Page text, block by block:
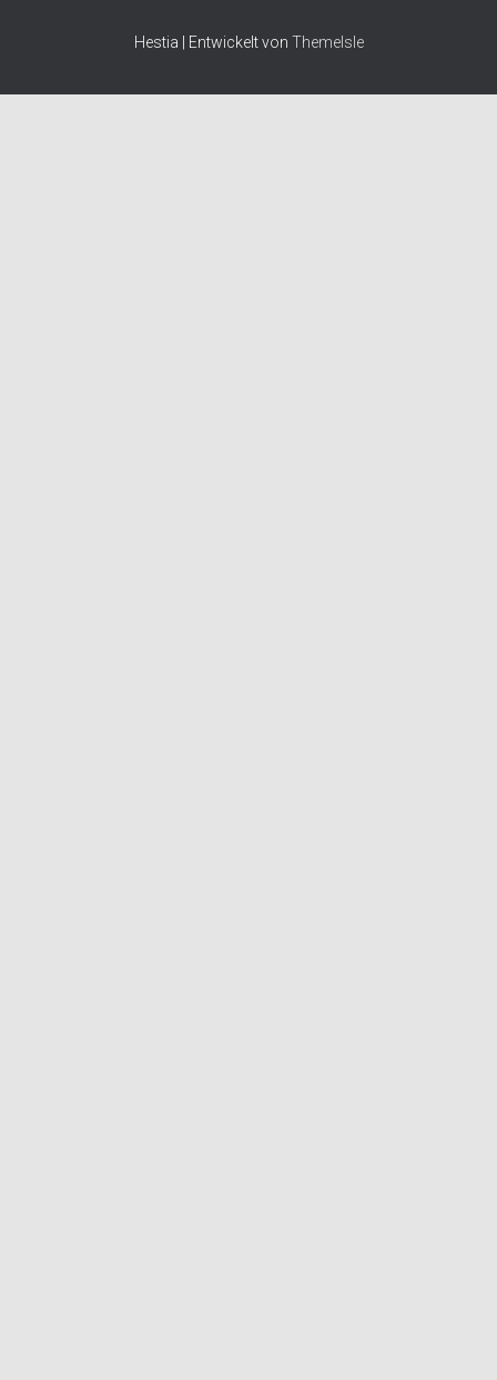
Hestia | Entwickelt von ThemeIsle